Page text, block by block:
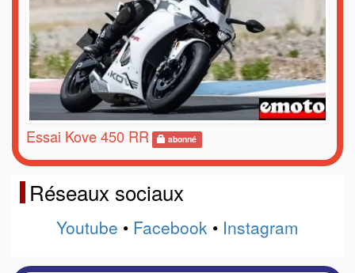
Essai Kove 450 RR abonné
Réseaux sociaux
Youtube • Facebook • Instagram